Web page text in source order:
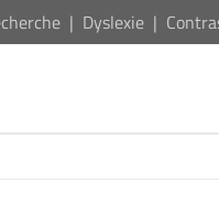
Dyslexie